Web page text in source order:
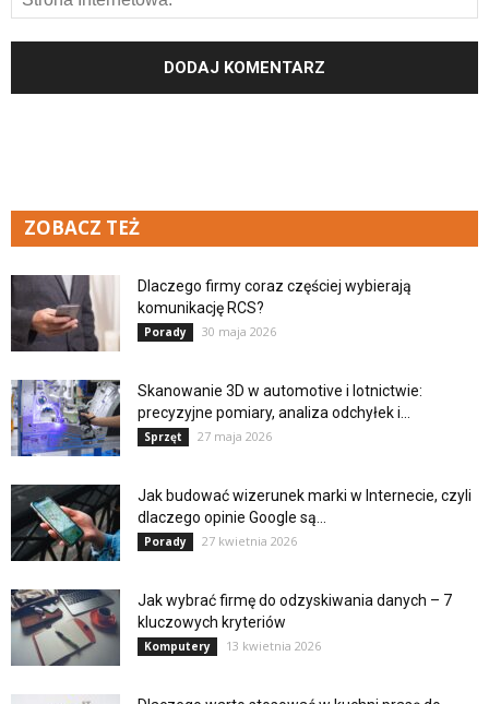
ZOBACZ TEŻ
Dlaczego firmy coraz częściej wybierają
komunikację RCS?
Porady 30 maja 2026
Skanowanie 3D w automotive i lotnictwie:
precyzyjne pomiary, analiza odchyłek i...
Sprzęt 27 maja 2026
Jak budować wizerunek marki w Internecie, czyli
dlaczego opinie Google są...
Porady 27 kwietnia 2026
Jak wybrać firmę do odzyskiwania danych – 7
kluczowych kryteriów
Komputery 13 kwietnia 2026